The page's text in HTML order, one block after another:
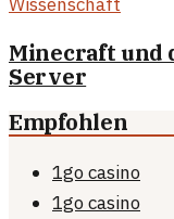
Minecraft und
Server
Empfohlen
1go casino
1go casino